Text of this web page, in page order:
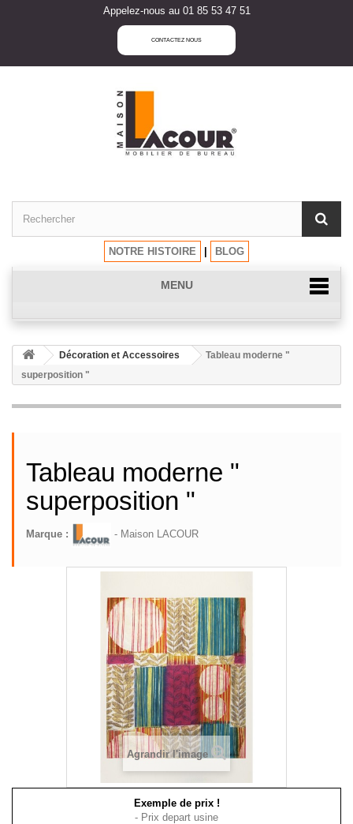
Appelez-nous au 01 85 53 47 51
CONTACTEZ NOUS
NOTRE HISTOIRE BLOG
MENU
Décoration et Accessoires
Tableau moderne "
superposition "
Tableau moderne "
superposition "
Marque : - Maison LACOUR
Agrandir l'image
Exemple de prix !
- Prix depart usine